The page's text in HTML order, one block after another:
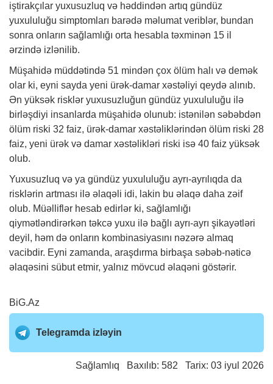
iştirakçılar yuxusuzluq və həddindən artıq gündüz
yuxululuğu simptomları barədə məlumat veriblər, bundan
sonra onların sağlamlığı orta hesabla təxminən 15 il
ərzində izlənilib.
Müşahidə müddətində 51 mindən çox ölüm halı və demək
olar ki, eyni sayda yeni ürək-damar xəstəliyi qeydə alınıb.
Ən yüksək risklər yuxusuzluğun gündüz yuxululuğu ilə
birləşdiyi insanlarda müşahidə olunub: istənilən səbəbdən
ölüm riski 32 faiz, ürək-damar xəstəliklərindən ölüm riski 28
faiz, yeni ürək və damar xəstəlikləri riski isə 40 faiz yüksək
olub.
Yuxusuzluq və ya gündüz yuxululuğu ayrı-ayrılıqda da
risklərin artması ilə əlaqəli idi, lakin bu əlaqə daha zəif
olub. Müəlliflər hesab edirlər ki, sağlamlığı
qiymətləndirərkən təkcə yuxu ilə bağlı ayrı-ayrı şikayətləri
deyil, həm də onların kombinasiyasını nəzərə almaq
vacibdir. Eyni zamanda, araşdırma birbaşa səbəb-nəticə
əlaqəsini sübut etmir, yalnız mövcud əlaqəni göstərir.
BiG.Az
Telegramda izləyin
Sağlamlıq Baxılıb: 582 Tarix: 03 iyul 2026